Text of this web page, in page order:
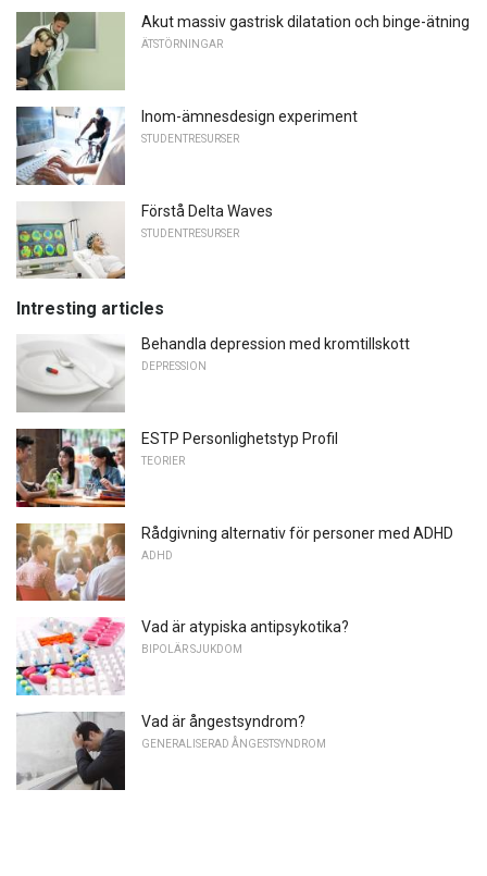
Akut massiv gastrisk dilatation och binge-ätning
ÄTSTÖRNINGAR
Inom-ämnesdesign experiment
STUDENTRESURSER
Förstå Delta Waves
STUDENTRESURSER
Intresting articles
Behandla depression med kromtillskott
DEPRESSION
ESTP Personlighetstyp Profil
TEORIER
Rådgivning alternativ för personer med ADHD
ADHD
Vad är atypiska antipsykotika?
BIPOLÄR SJUKDOM
Vad är ångestsyndrom?
GENERALISERAD ÅNGESTSYNDROM